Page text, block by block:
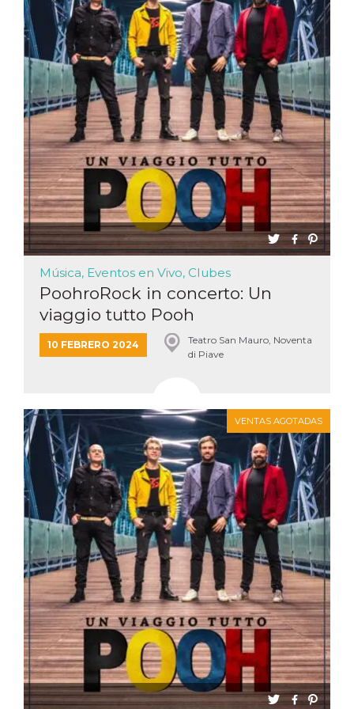
Música, Eventos en Vivo, Clubes
PoohroRock in concerto: Un
viaggio tutto Pooh
10 FEBRERO 2024
Teatro San Mauro, Noventa
di Piave
VENTAS AGOTADAS
que se usa
puede ser
específico del
sitio, pero un
buen ejemplo es
mantener un
estado de inicio
de sesión para
un usuario entre
páginas.
m
Stripe
m.stripe.com
1 año 1 mes
Esta cookie se
utiliza
generalmente
para el
rendimiento y la
optimización de
los servicios de
procesamiento
de pagos,
facilitando el
almacenamiento
de contenidos
CookieScriptConsent
CookieScript
oooh.events
4 semanas 2
días
El servicio
Cookie-
consentimiento
de cookies de
los visitantes. Es
necesario que el
banner de
cookies de
Cookie-
Script.com
funcione
correctamente.
Declaración de almacenamiento
Nombre
almacenamiento
Descripción
fbssls_314278995690155
Almacenamiento
de sesión
wpEmojiSettingsSupports
Almacenamiento
de sesión
cn_uc__
Almacenamiento
local